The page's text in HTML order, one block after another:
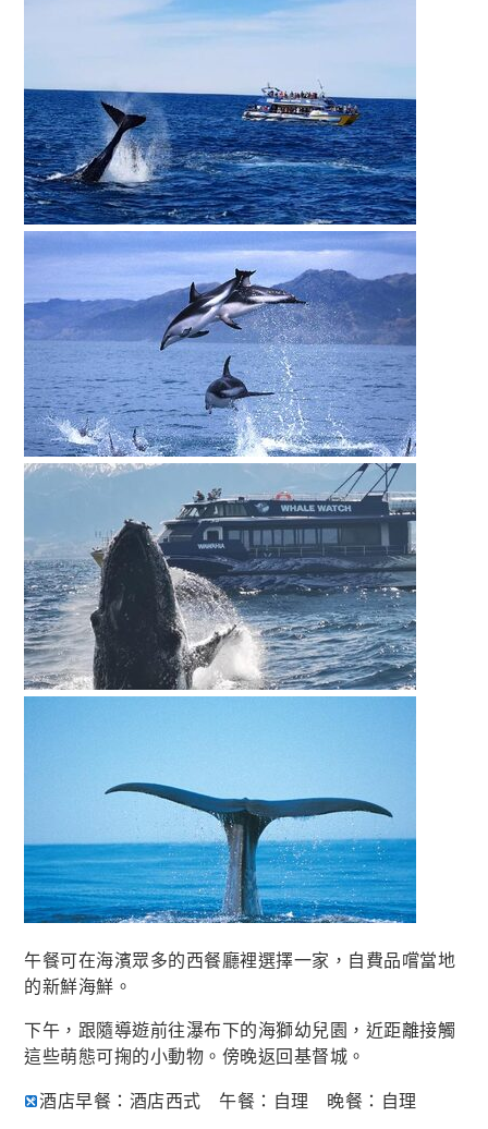
午餐可在海濱眾多的西餐廳裡選擇一家，自費品嚐當地
的新鮮海鮮。
下午，跟隨導遊前往瀑布下的海獅幼兒園，近距離接觸
這些萌態可掬的小動物。傍晚返回基督城。
酒店早餐：酒店西式 午餐：自理 晚餐：自理